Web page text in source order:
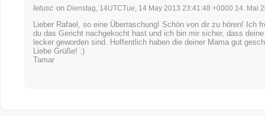
letusc on Dienstag, 14UTCTue, 14 May 2013 23:41:48 +0000 14. Mai
Lieber Rafael, so eine Überraschung! Schön von dir zu hören! Ich
du das Gericht nachgekocht hast und ich bin mir sicher, dass
lecker geworden sind. Hoffentlich haben die deiner Mama gut
Liebe Grüße! :)
Tamar